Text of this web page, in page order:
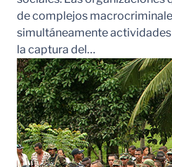
de complejos
simultáneamente
la captura del…